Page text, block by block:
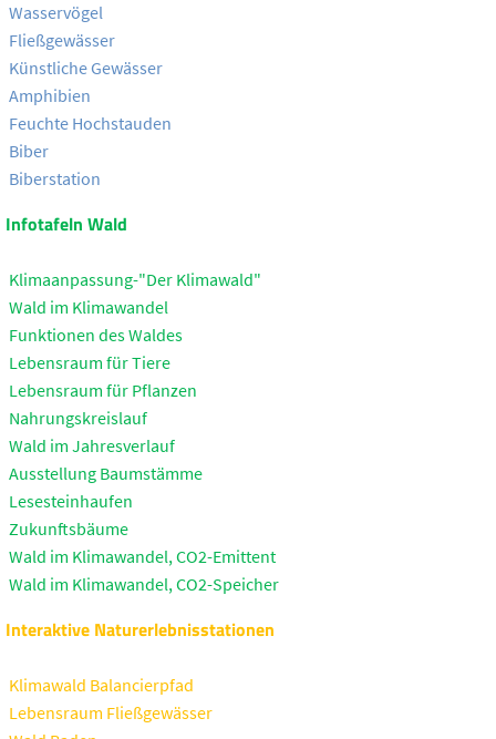
Wasservögel
Fließgewässer
Künstliche Gewässer
Amphibien
Feuchte Hochstauden
Biber
Biberstation
Infotafeln Wald
Klimaanpassung-"Der Klimawald"
Wald im Klimawandel
Funktionen des Waldes
Lebensraum für Tiere
Lebensraum für Pflanzen
Nahrungskreislauf
Wald im Jahresverlauf
Ausstellung Baumstämme
Lesesteinhaufen
Zukunftsbäume
Wald im Klimawandel, CO2-Emittent
Wald im Klimawandel, CO2-Speicher
Interaktive Naturerlebnisstationen
Klimawald Balancierpfad
Lebensraum Fließgewässer